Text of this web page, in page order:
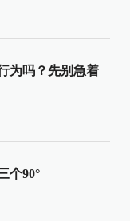
为吗？先别急着
个90°